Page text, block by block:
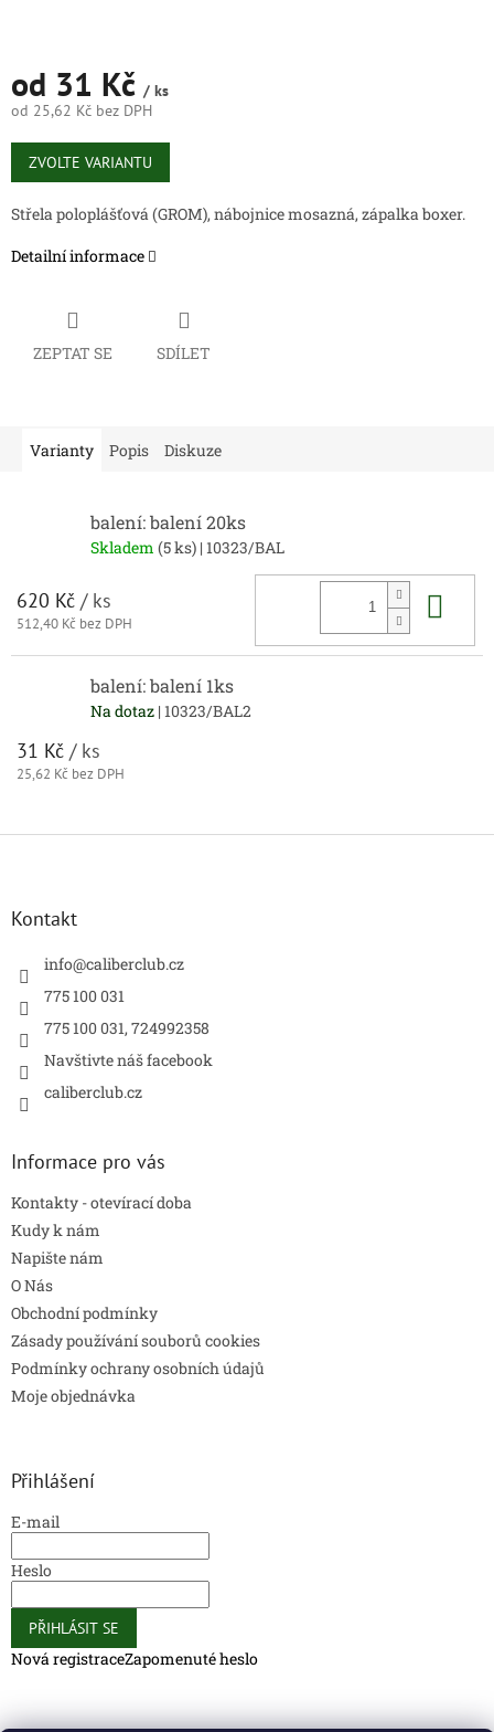
od 31 Kč / ks
od 25,62 Kč bez DPH
Měrná
cena:
ZVOLTE VARIANTU
Střela poloplášťová (GROM), nábojnice mosazná, zápalka boxer.
Detailní informace
ZEPTAT SE SDÍLET
Varianty Popis Diskuze
balení: balení 20ks
Skladem (5 ks) | 10323/BAL
620 Kč / ks
512,40 Kč bez DPH
balení: balení 1ks
Na dotaz | 10323/BAL2
31 Kč / ks
25,62 Kč bez DPH
Kontakt
info@caliberclub.cz
775 100 031
775 100 031, 724992358
Navštivte náš facebook
caliberclub.cz
Informace pro vás
Kontakty - otevírací doba
Kudy k nám
Napište nám
O Nás
Obchodní podmínky
Zásady používání souborů cookies
Podmínky ochrany osobních údajů
Moje objednávka
Přihlášení
E-mail
Heslo
PŘIHLÁSIT SE
Nová registraceZapomenuté heslo